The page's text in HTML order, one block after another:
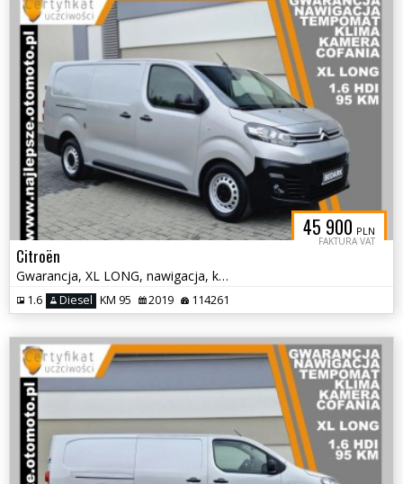
45 900 PLN
FAKTURA VAT
Citroën
Gwarancja, XL LONG, nawigacja, kamera cofania, tempomat, klima
1.6 Diesel KM 95 2019 114261